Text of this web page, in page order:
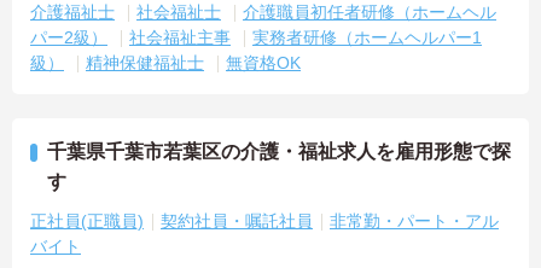
介護福祉士 社会福祉士
介護職員初任者研修（ホームヘル
パー2級）
社会福祉主事
実務者研修（ホームヘルパー1
級）
精神保健福祉士 無資格OK
千葉県千葉市若葉区の介護・福祉求人を雇用形態で探
す
正社員(正職員) 契約社員・嘱託社員
非常勤・パート・アル
バイト